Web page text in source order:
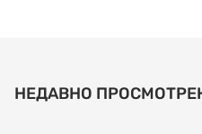
НЕДАВНО